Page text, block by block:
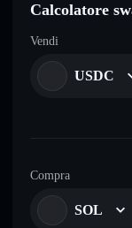
Calcolatore
Vendi
USDC
Compra
SOL